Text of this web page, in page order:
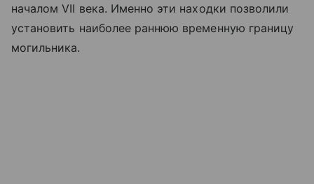
началом VII века. Именно эти находки позволили
установить наиболее раннюю временную границу
могильника.